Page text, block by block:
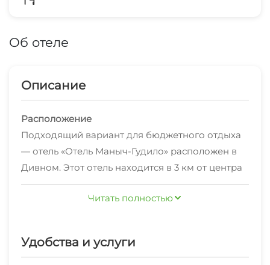
Об отеле
Описание
Расположение
Подходящий вариант для бюджетного отдыха
— отель «Отель Маныч-Гудило» расположен в
Дивном. Этот отель находится в 3 км от центра
города.
самостоятельного приготовления пищи. Если
Читать полностью
Удобства и услуги